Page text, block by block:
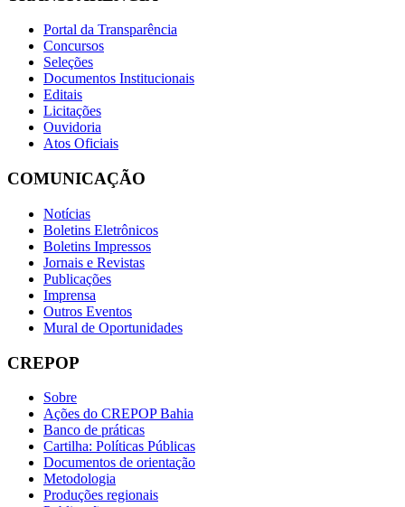
Portal da Transparência
Concursos
Seleções
Documentos Institucionais
Editais
Licitações
Ouvidoria
Atos Oficiais
COMUNICAÇÃO
Notícias
Boletins Eletrônicos
Boletins Impressos
Jornais e Revistas
Publicações
Imprensa
Outros Eventos
Mural de Oportunidades
CREPOP
Sobre
Ações do CREPOP Bahia
Banco de práticas
Cartilha: Políticas Públicas
Documentos de orientação
Metodologia
Produções regionais